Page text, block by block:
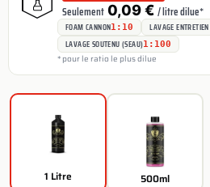
Seulement0,09 €/ litre dilue*
FOAM CANNON1:10 LAVAGE
LAVAGE SOUTENU (SEAU)1:100
* pour le ratio le plus dilue
1 Litre 500ml